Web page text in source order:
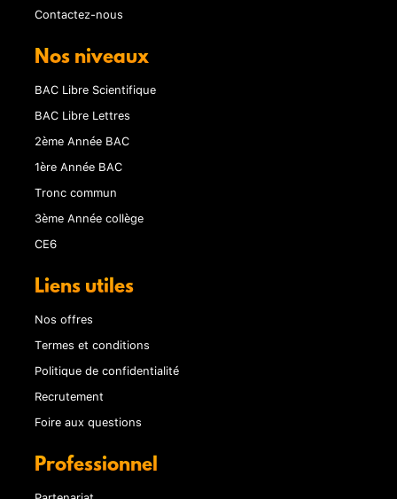
Contactez-nous
Nos niveaux
BAC Libre Scientifique
BAC Libre Lettres
2ème Année BAC
1ère Année BAC
Tronc commun
3ème Année collège
CE6
Liens utiles
Nos offres
Termes et conditions
Politique de confidentialité
Recrutement
Foire aux questions
Professionnel